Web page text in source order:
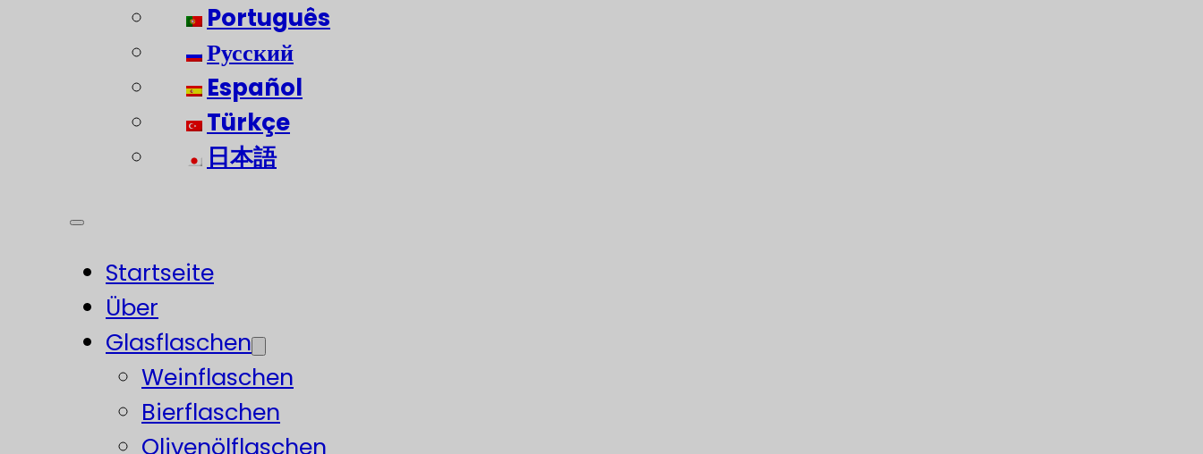
Português
Русский
Español
Türkçe
日本語
Startseite
Über
Glasflaschen
Weinflaschen
Bierflaschen
Olivenölflaschen